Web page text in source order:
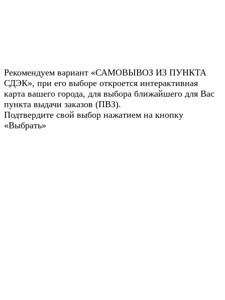
Рекомендуем вариант «САМОВЫВОЗ ИЗ ПУНКТА
СДЭК», при его выборе откроется интерактивная
карта вашего города, для выбора ближайшего для Вас
пункта выдачи заказов (ПВЗ).
Подтвердите свой выбор нажатием на кнопку
«Выбрать»